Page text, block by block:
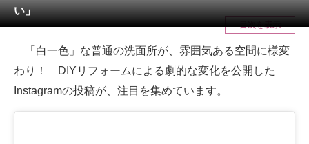
メディア
注目記事を集めた総合ページ
ITの今と未来を見通す
スマホと通信の最新トレンド
い」
目次を表示
「白一色」な普通の洗面所が、雰囲気ある空間に様変
わり！ DIYリフォームによる劇的な変化を公開した
Instagramの投稿が、注目を集めています。